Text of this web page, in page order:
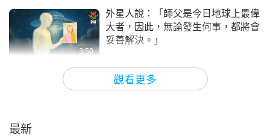
與力量。願您和深富靈性的秘魯永遠安住於全能上帝
永恆的愛中。在宇宙智慧中，無上師電視台團隊
附註，師父給您以下這段甜美回覆：
娜，感謝你成為如此勇敢又優秀的上帝門徒。你生活
在一個熱鬧的家宅，並將那些否定眾生驅逐出去，讓
加大版的力量遍及四方。或許會有更多友善的外星人
觀看更多
3:50
外星人說：「師父是今日地球上最偉
大者，因此，無論發生何事，都將會
妥善解決。」
2025-04-18
最新